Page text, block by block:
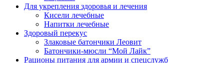
Для укрепления здоровья и лечения
Кисели лечебные
Напитки лечебные
Здоровый перекус
Злаковые батончики Леовит
Батончики-мюсли “Мой Лайк”
Рационы питания для армии и спецслужб